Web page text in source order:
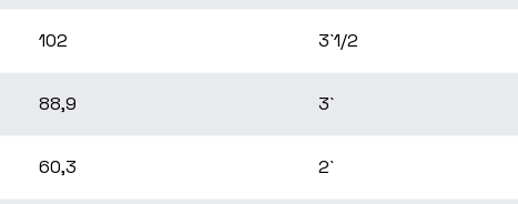
102 3`1/2
88,9 3`
60,3 2`